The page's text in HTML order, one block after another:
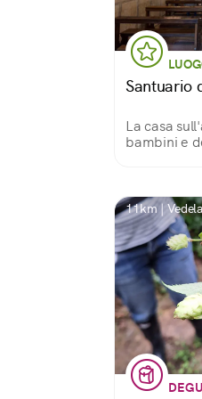
Santuario
La casa
bambini e
11km |